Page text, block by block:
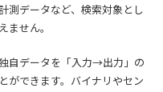
測データなど、検索対象とし
ません。
自データを「入力→出力」の
ができます。バイナリやセン